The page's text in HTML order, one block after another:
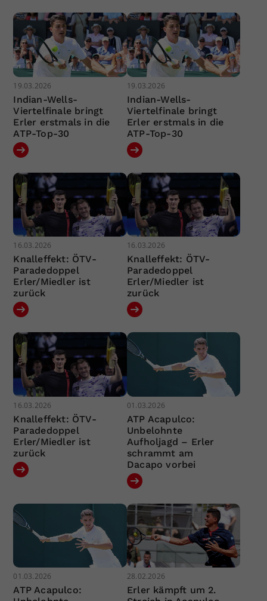
19.03.2026
Indian-Wells-
Viertelfinale bringt
Erler erstmals in die
ATP-Top-30
19.03.2026
Indian-Wells-
Viertelfinale bringt
Erler erstmals in die
ATP-Top-30
16.03.2026
Knalleffekt: ÖTV-
Paradedoppel
Erler/Miedler ist
zurück
16.03.2026
Knalleffekt: ÖTV-
Paradedoppel
Erler/Miedler ist
zurück
16.03.2026
Knalleffekt: ÖTV-
Paradedoppel
Erler/Miedler ist
zurück
01.03.2026
ATP Acapulco:
Unbelohnte
Aufholjagd – Erler
schrammt am
Dacapo vorbei
01.03.2026
ATP Acapulco:
28.02.2026
Erler kämpft um 2.